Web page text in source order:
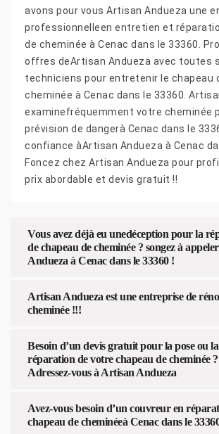
avons pour vous Artisan Andueza une
professionnelleen entretien et
de cheminée à Cenac dans le 33360.
offres deArtisan Andueza avec toutes
techniciens pour entretenir le chapeau
cheminée à Cenac dans le 33360.
examinefréquemment votre cheminée
prévision de dangerà Cenac dans le
confiance àArtisan Andueza à Cenac
Foncez chez Artisan Andueza pour
prix abordable et devis gratuit !!
Vous avez déjà eu unedéception pour la
de chapeau de cheminée ? songez à
Andueza à Cenac dans le 33360 !
Artisan Andueza est une entreprise de
cheminée !!!
Besoin d’un devis gratuit pour la pose ou la
réparation de votre chapeau de cheminée ?
Adressez-vous à Artisan Andueza
Avez-vous besoin d’un couvreur en
chapeau de cheminéeà Cenac dans le